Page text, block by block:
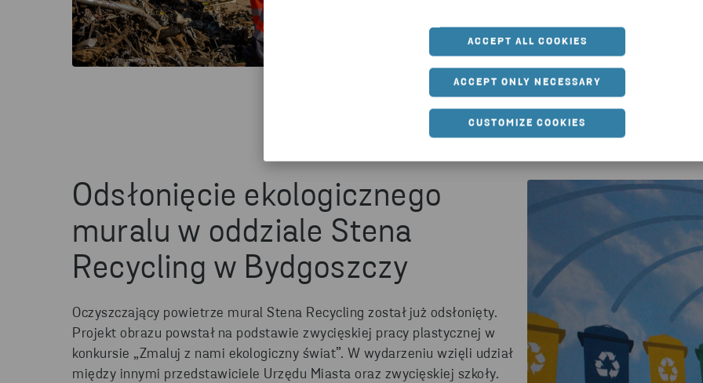
ACCEPT ALL COOKIES
ACCEPT ONLY NECESSARY
CUSTOMIZE COOKIES
uczniom klas 1-3 ze szkół
Odsłonięcie ekologicznego
muralu w oddziale Stena
Recycling w Bydgoszczy
Oczyszczający powietrze mural Stena Recycling został już odsłonięty.
Projekt obrazu powstał na podstawie zwycięskiej pracy plastycznej w
konkursie „Zmaluj z nami ekologiczny świat”. W wydarzeniu wzięli udział
między innymi przedstawiciele Urzędu Miasta oraz zwycięskiej szkoły.